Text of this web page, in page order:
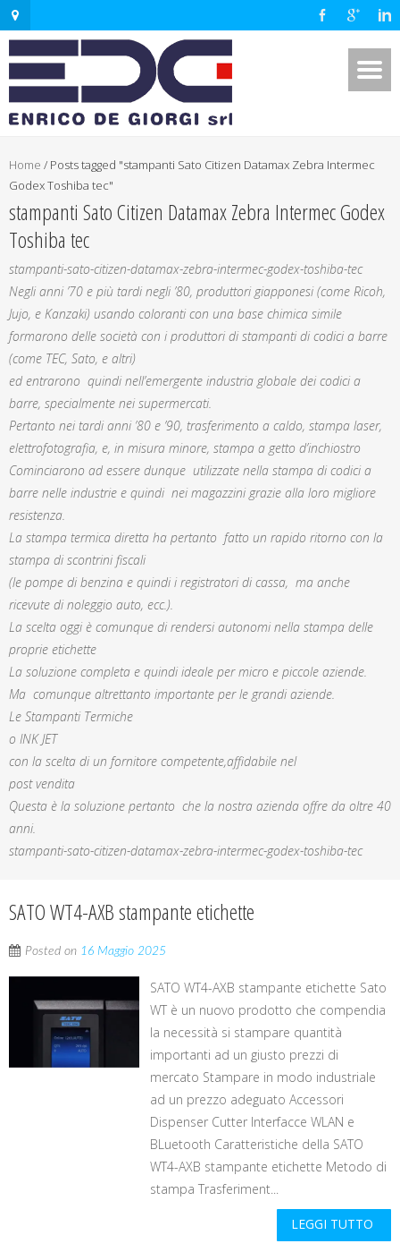
Home / Posts tagged "stampanti Sato Citizen Datamax Zebra Intermec
Godex Toshiba tec"
stampanti Sato Citizen Datamax Zebra Intermec Godex
Toshiba tec
stampanti-sato-citizen-datamax-zebra-intermec-godex-toshiba-tec
Negli anni ’70 e più tardi negli ’80, produttori giapponesi (come Ricoh,
Jujo, e Kanzaki) usando coloranti con una base chimica simile
formarono delle società con i produttori di stampanti di codici a barre
(come TEC, Sato, e altri)
ed entrarono quindi nell’emergente industria globale dei codici a
barre, specialmente nei supermercati.
Pertanto nei tardi anni ’80 e ’90, trasferimento a caldo, stampa laser,
elettrofotografia, e, in misura minore, stampa a getto d’inchiostro
Cominciarono ad essere dunque utilizzate nella stampa di codici a
barre nelle industrie e quindi nei magazzini grazie alla loro migliore
resistenza.
La stampa termica diretta ha pertanto fatto un rapido ritorno con la
stampa di scontrini fiscali
(le pompe di benzina e quindi i registratori di cassa, ma anche
ricevute di noleggio auto, ecc.).
La scelta oggi è comunque di rendersi autonomi nella stampa delle
proprie etichette
La soluzione completa e quindi ideale per micro e piccole aziende.
Ma comunque altrettanto importante per le grandi aziende.
Le Stampanti Termiche
o INK JET
con la scelta di un fornitore competente,affidabile nel
post vendita
Questa è la soluzione pertanto che la nostra azienda offre da oltre 40
anni.
stampanti-sato-citizen-datamax-zebra-intermec-godex-toshiba-tec
SATO WT4-AXB stampante etichette
Posted on 16 Maggio 2025
SATO WT4-AXB stampante etichette Sato
WT è un nuovo prodotto che compendia
la necessità si stampare quantità
importanti ad un giusto prezzi di
mercato Stampare in modo industriale
ad un prezzo adeguato Accessori
Dispenser Cutter Interfacce WLAN e
BLuetooth Caratteristiche della SATO
WT4-AXB stampante etichette Metodo di
stampa Trasferiment...
LEGGI TUTTO